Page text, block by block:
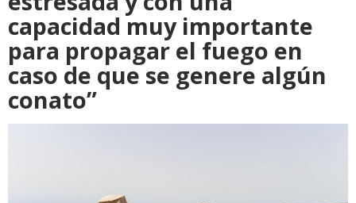
capacidad muy importante
para propagar el fuego en
caso de que se genere algún
conato”